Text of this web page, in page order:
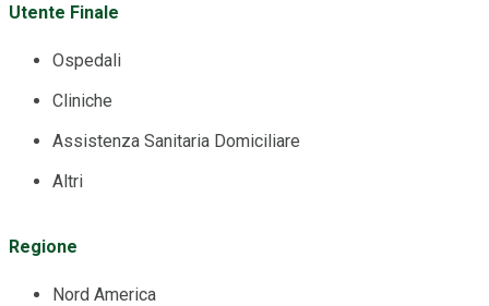
Utente Finale
Ospedali
Cliniche
Assistenza Sanitaria Domiciliare
Altri
Regione
Nord America